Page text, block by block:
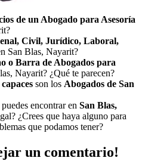
de un Abogado para Asesoría
Civil, Jurídico, Laboral,
San Blas, Nayarit?
o Barra de Abogados para
Nayarit? ¿Qué te parecen?
son los Abogados de San
puedes encontrar en San Blas,
¿Crees que haya alguno para
que podamos tener?
un comentario!